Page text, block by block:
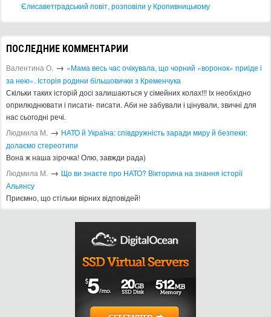
Єлисаветградський повіт, розповіли у Кропивницькому
ПОСЛЕДНИЕ КОММЕНТАРИИ
Валентина О. → «Мама весь час очікувала, що чорний «воронок» приїде і
за нею». Історія родини більшовички з Кременчука
Скільки таких історій досі залишаються у сімейних колах!!! Іх необхідно
оприлюднювати і писати- писати. Аби не забували і цінували, звичні для
нас сьогодні речі.
Людмила М. → ​НАТО й Україна: співдружність заради миру й безпеки:
долаємо стереотипи
Вона ж наша зірочка! Олю, завжди рада)
Людмила М. → Що ви знаєте про НАТО? Вікторина на знання історії
Альянсу ​
Приємно, що стільки вірних відповідей!